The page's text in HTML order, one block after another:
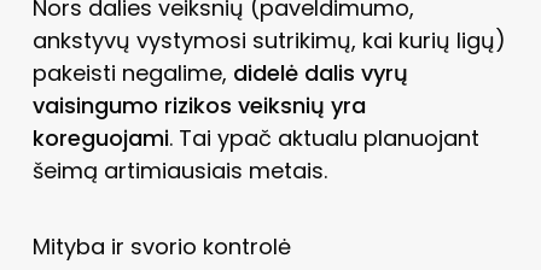
Nors dalies veiksnių (paveldimumo,
ankstyvų vystymosi sutrikimų, kai kurių ligų)
pakeisti negalime, didelė dalis vyrų
vaisingumo rizikos veiksnių yra
koreguojami. Tai ypač aktualu planuojant
šeimą artimiausiais metais.
Mityba ir svorio kontrolė